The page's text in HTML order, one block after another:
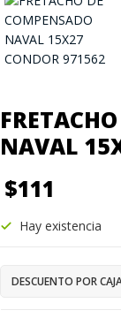
NAVAL
$111
Hay existencia
DESCUENTO POR